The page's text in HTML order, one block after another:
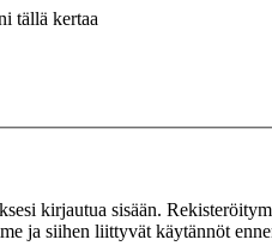
tällä kertaa
kirjautua sisään.
ja siihen liittyvät käytännöt